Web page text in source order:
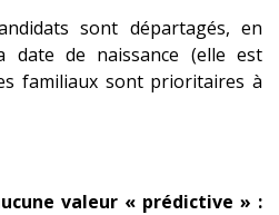
sont départagés, en
date de naissance (elle est
familiaux sont prioritaires à
valeur « prédictive » :